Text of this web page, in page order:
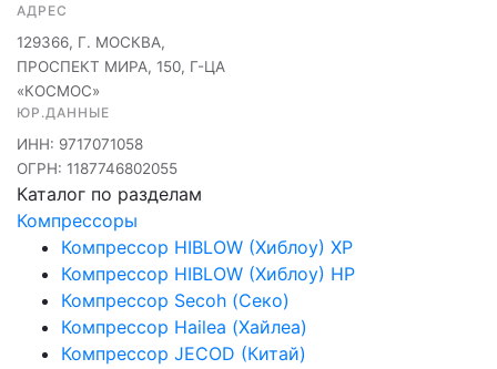
АДРЕС
129366, Г. МОСКВА,
ПРОСПЕКТ МИРА, 150, Г-ЦА
«КОСМОС»
ЮР.ДАННЫЕ
ИНН: 9717071058
ОГРН: 1187746802055
Каталог по разделам
Компрессоры
Компрессор HIBLOW (Хиблоу) XP
Компрессор HIBLOW (Хиблоу) HP
Компрессор Secoh (Секо)
Компрессор Hailea (Хайлеа)
Компрессор JECOD (Китай)